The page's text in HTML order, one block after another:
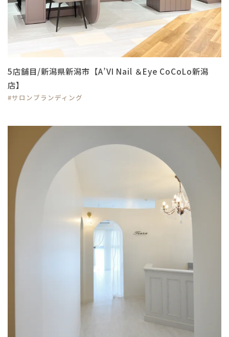
5店舗目/新潟県新潟市【A’VI Nail ＆Eye CoCoLo新潟
店】
#サロンブランディング